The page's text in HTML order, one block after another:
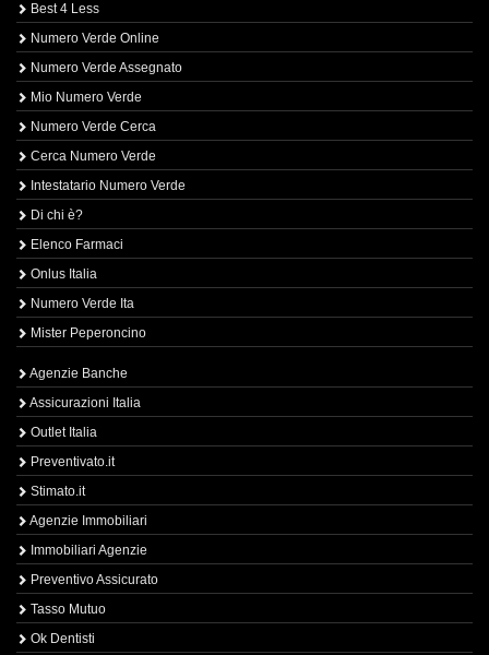
Best 4 Less
Numero Verde Online
Numero Verde Assegnato
Mio Numero Verde
Numero Verde Cerca
Cerca Numero Verde
Intestatario Numero Verde
Di chi è?
Elenco Farmaci
Onlus Italia
Numero Verde Ita
Mister Peperoncino
Agenzie Banche
Assicurazioni Italia
Outlet Italia
Preventivato.it
Stimato.it
Agenzie Immobiliari
Immobiliari Agenzie
Preventivo Assicurato
Tasso Mutuo
Ok Dentisti